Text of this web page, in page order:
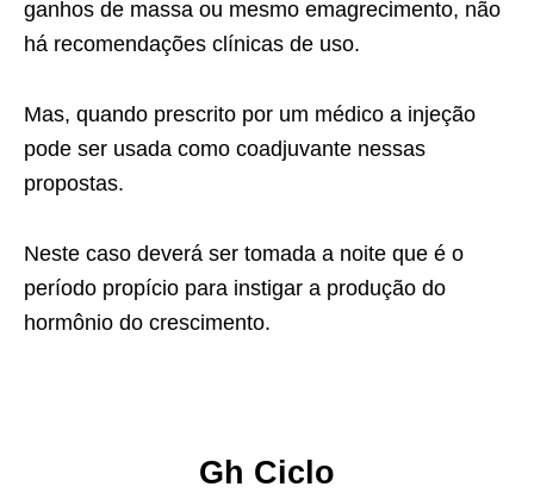
ganhos de massa ou mesmo emagrecimento, não
há recomendações clínicas de uso.
Mas, quando prescrito por um médico a injeção
pode ser usada como coadjuvante nessas
propostas.
Neste caso deverá ser tomada a noite que é o
período propício para instigar a produção do
hormônio do crescimento.
Gh Ciclo